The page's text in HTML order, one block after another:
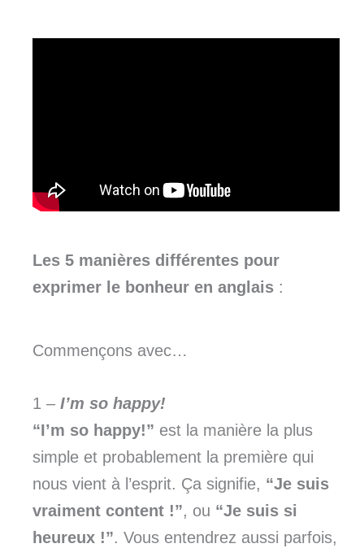
Les 5 manières différentes pour
exprimer le bonheur en anglais :
Commençons avec…
1 – I’m so happy!
“I’m so happy!” est la manière la plus
simple et probablement la première qui
nous vient à l’esprit. Ça signifie, “Je suis
vraiment content !”, ou “Je suis si
heureux !”. Vous entendrez aussi parfois,